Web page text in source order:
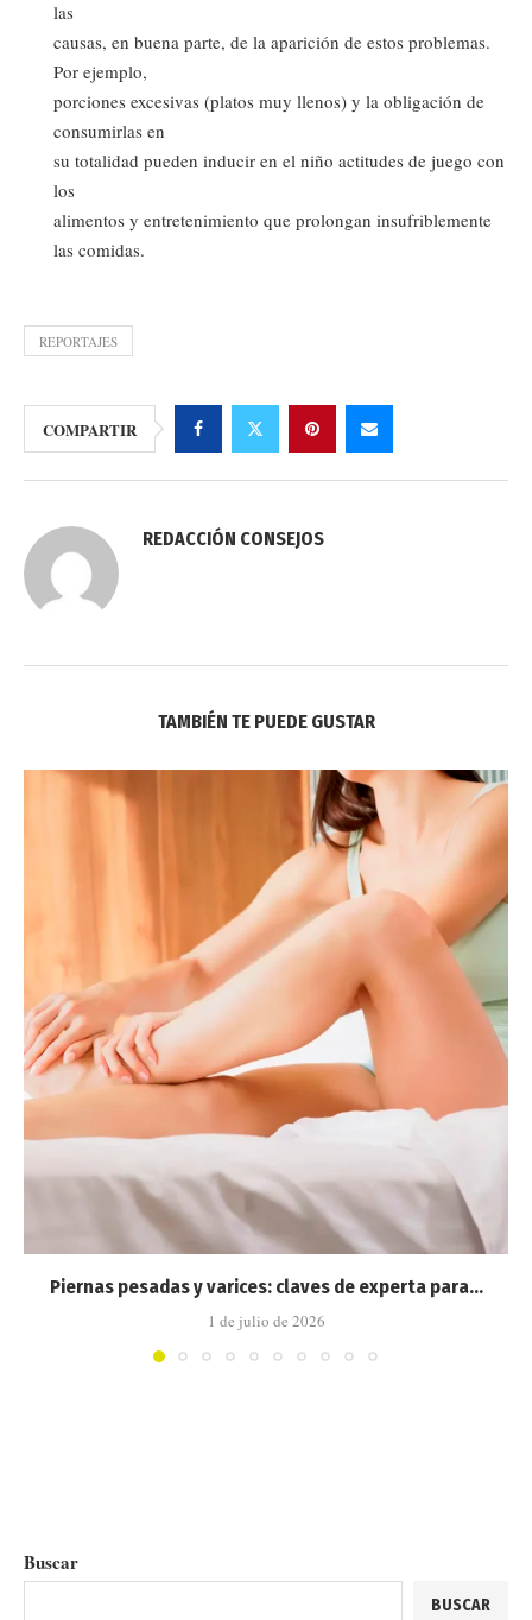
las
causas, en buena parte, de la aparición de estos problemas.
Por ejemplo,
porciones excesivas (platos muy llenos) y la obligación de
consumirlas en
su totalidad pueden inducir en el niño actitudes de juego con
los
alimentos y entretenimiento que prolongan insufriblemente
las comidas.
REPORTAJES
COMPARTIR
REDACCIÓN CONSEJOS
TAMBIÉN TE PUEDE GUSTAR
Piernas pesadas y varices: claves de experta para...
1 de julio de 2026
Buscar
BUSCAR